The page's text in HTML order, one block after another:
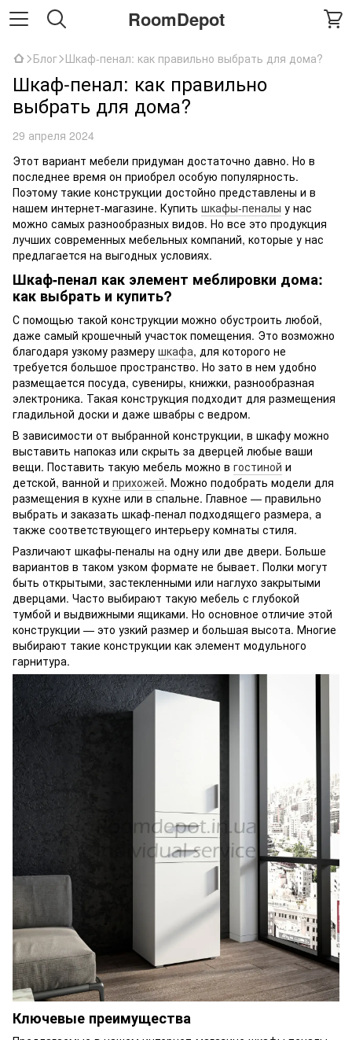
RoomDepot
Блог Шкаф-пенал: как правильно выбрать для дома?
Шкаф-пенал: как правильно
выбрать для дома?
29 апреля 2024
Этот вариант мебели придуман достаточно давно. Но в
последнее время он приобрел особую популярность.
Поэтому такие конструкции достойно представлены и в
нашем интернет-магазине. Купить шкафы-пеналы у нас
можно самых разнообразных видов. Но все это продукция
лучших современных мебельных компаний, которые у нас
предлагается на выгодных условиях.
Шкаф-пенал как элемент меблировки дома:
как выбрать и купить?
С помощью такой конструкции можно обустроить любой,
даже самый крошечный участок помещения. Это возможно
благодаря узкому размеру шкафа, для которого не
требуется большое пространство. Но зато в нем удобно
размещается посуда, сувениры, книжки, разнообразная
электроника. Такая конструкция подходит для размещения
гладильной доски и даже швабры с ведром.
В зависимости от выбранной конструкции, в шкафу можно
выставить напоказ или скрыть за дверцей любые ваши
вещи. Поставить такую мебель можно в гостиной и
детской, ванной и прихожей. Можно подобрать модели для
размещения в кухне или в спальне. Главное — правильно
выбрать и заказать шкаф-пенал подходящего размера, а
также соответствующего интерьеру комнаты стиля.
Различают шкафы-пеналы на одну или две двери. Больше
вариантов в таком узком формате не бывает. Полки могут
быть открытыми, застекленными или наглухо закрытыми
дверцами. Часто выбирают такую мебель с глубокой
тумбой и выдвижными ящиками. Но основное отличие этой
конструкции — это узкий размер и большая высота. Многие
выбирают такие конструкции как элемент модульного
гарнитура.
Ключевые преимущества